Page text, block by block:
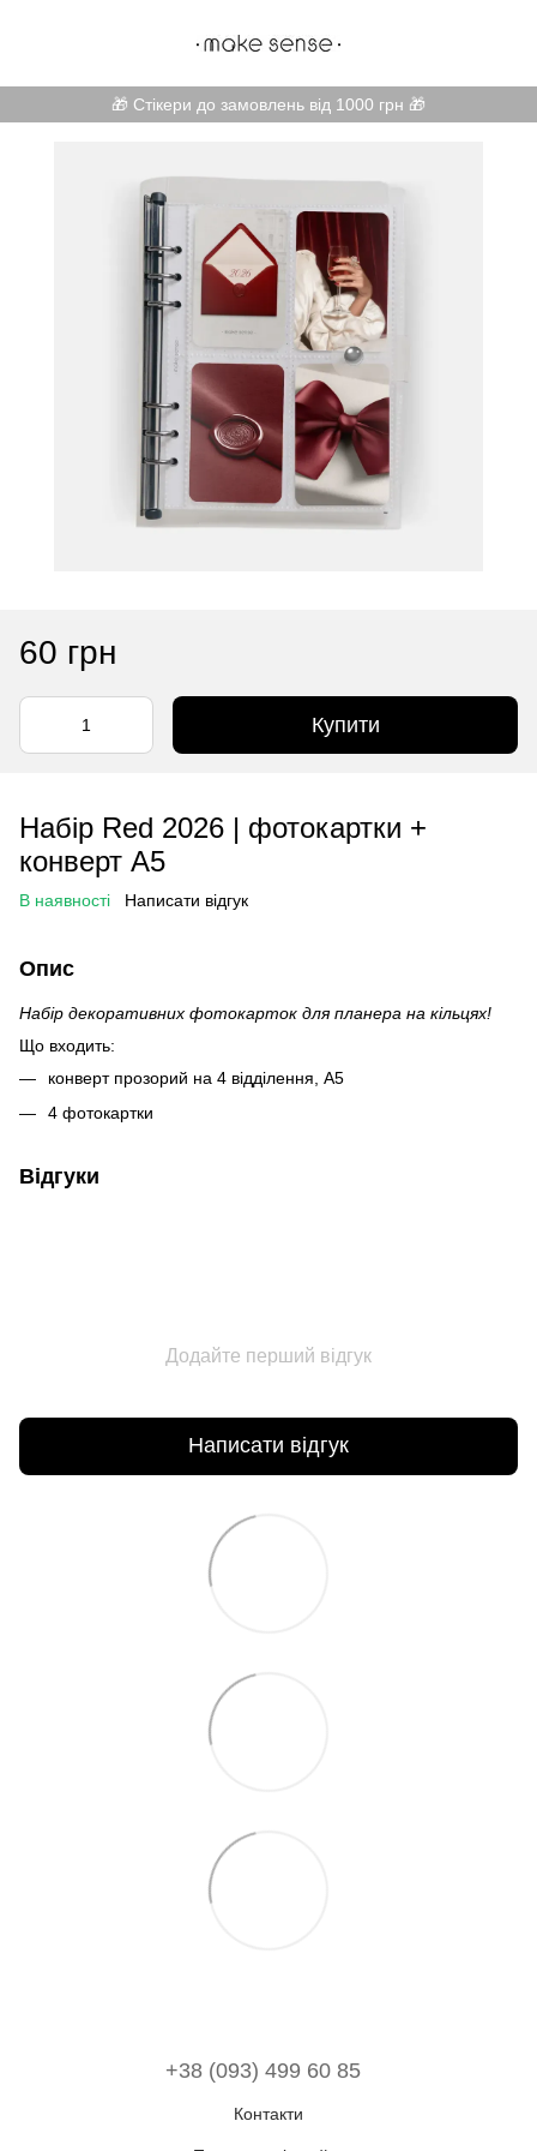
🎁 Стікери до замовлень від 1000 грн 🎁
60 грн
Купити
Набір Red 2026 | фотокартки +
конверт A5
В наявності Написати відгук
Опис
Набір декоративних фотокарток для планера на кільцях!
Що входить:
конверт прозорий на 4 відділення, А5
4 фотокартки
Відгуки
Додайте перший відгук
Написати відгук
+38 (093) 499 60 85
Контакти